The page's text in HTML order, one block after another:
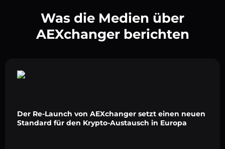
Was die Medien über
AEXchanger berichten
Der Re-Launch von AEXchanger setzt einen neuen
Standard für den Krypto-Austausch in Europa